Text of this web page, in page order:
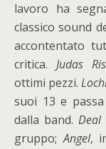
lavoro ha
classico sound
accontentato
critica. Judas
ottimi pezzi.
suoi 13 e
dalla band.Deal
gruppo;Angel,